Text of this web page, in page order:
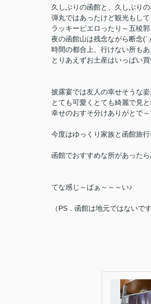
久しぶりの函館と、久しぶり
弾丸ではあったけど観光もして
ラッキーピエロったり～五稜
夜の函館山は残念ながら断念
時間の都合上、行けない所も
とりあえずお土産はいっぱい
披露宴では友人の幸せそうな
とても可愛くとても綺麗で見
幸せのおすそ分けありがと
今度はゆっくり家族と函館旅
函館でおすすめな所があった
てな感じ～ばぁ～～～い♪
（PS．函館は地元ではないで